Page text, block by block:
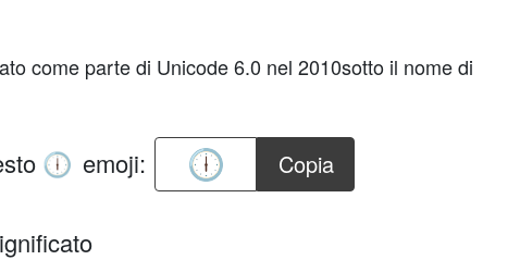
come parte di Unicode 6.0 nel 2010sotto il nome di
🕕 emoji: Copia